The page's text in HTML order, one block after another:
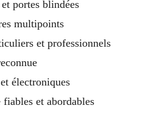
portes blindées
multipoints
et professionnels
électroniques
fiables et abordables